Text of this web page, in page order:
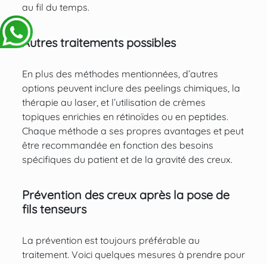
au fil du temps.
Autres traitements possibles
En plus des méthodes mentionnées, d’autres
options peuvent inclure des peelings chimiques, la
thérapie au laser, et l’utilisation de crèmes
topiques enrichies en rétinoïdes ou en peptides.
Chaque méthode a ses propres avantages et peut
être recommandée en fonction des besoins
spécifiques du patient et de la gravité des creux.
Prévention des creux après la pose de
fils tenseurs
La prévention est toujours préférable au
traitement. Voici quelques mesures à prendre pour